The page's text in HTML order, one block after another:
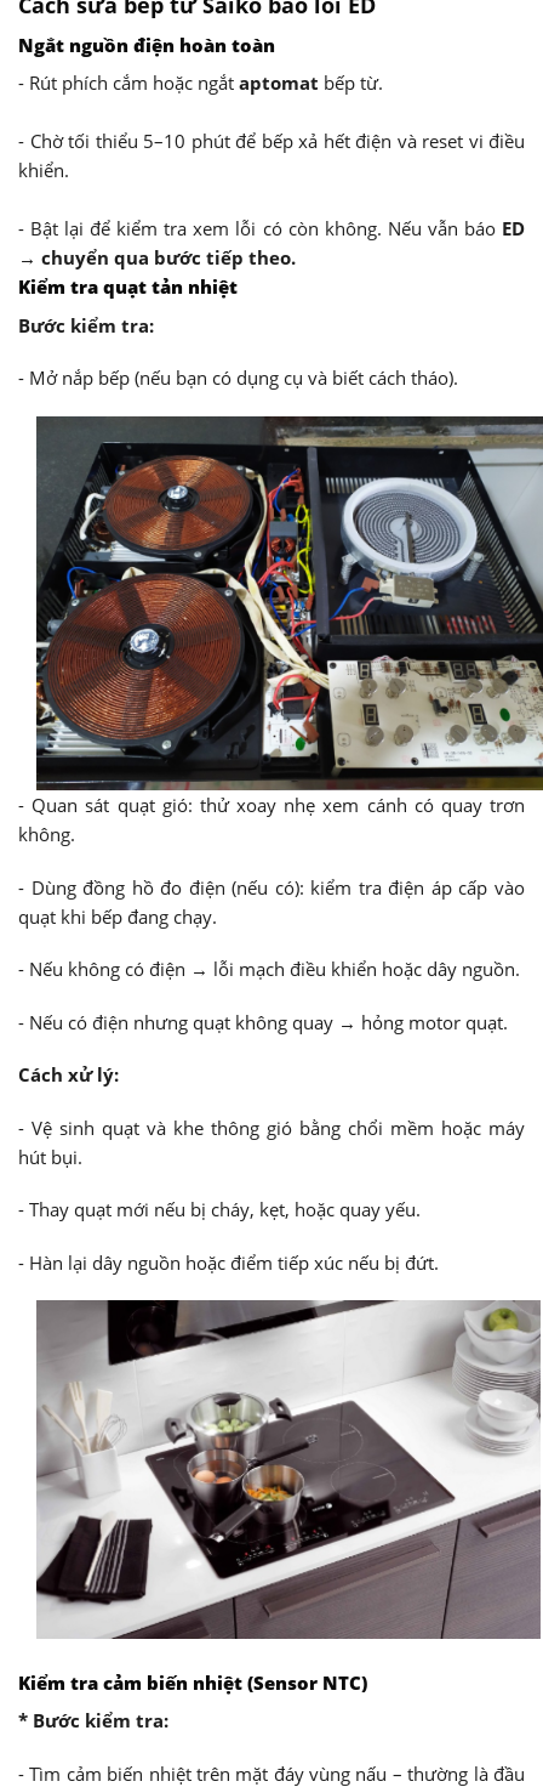
Ngắt nguồn điện hoàn toàn
- Rút phích cắm hoặc ngắt aptomat bếp từ.
- Chờ tối thiểu 5–10 phút để bếp xả hết điện và reset vi điều
khiển.
- Bật lại để kiểm tra xem lỗi có còn không. Nếu vẫn báoED
→ chuyển qua bước tiếp theo.
Kiểm tra quạt tản nhiệt
Bước kiểm tra:
- Mở nắp bếp (nếu bạn có dụng cụ và biết cách tháo).
- Quan sát quạt gió: thử xoay nhẹ xem cánh có quay trơn
không.
- Dùng đồng hồ đo điện (nếu có): kiểm tra điện áp cấp vào
quạt khi bếp đang chạy.
- Nếu không có điện → lỗi mạch điều khiển hoặc dây nguồn.
- Nếu có điện nhưng quạt không quay → hỏng motor quạt.
Cách xử lý:
- Vệ sinh quạt và khe thông gió bằng chổi mềm hoặc máy
hút bụi.
- Thay quạt mới nếu bị cháy, kẹt, hoặc quay yếu.
- Hàn lại dây nguồn hoặc điểm tiếp xúc nếu bị đứt.
Kiểm tra cảm biến nhiệt (Sensor NTC)
* Bước kiểm tra:
- Tìm cảm biến nhiệt trên mặt đáy vùng nấu – thường là đầu